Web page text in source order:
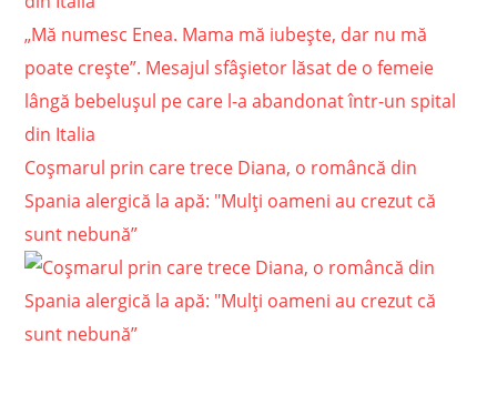
„Mă numesc Enea. Mama mă iubeşte, dar nu mă
poate creşte”. Mesajul sfâşietor lăsat de o femeie
lângă bebeluşul pe care l-a abandonat într-un spital
din Italia
Coșmarul prin care trece Diana, o româncă din
Spania alergică la apă: "Mulți oameni au crezut că
sunt nebună”